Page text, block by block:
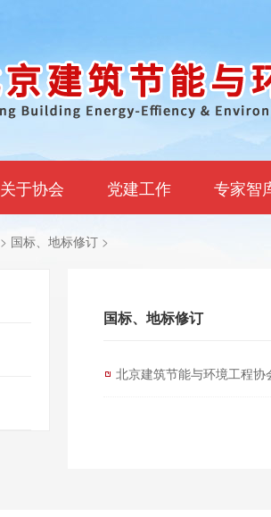
关于协会 党建工作 专家智
> 国标、地标修订 >
国标、地标修订
北京建筑节能与环境工程